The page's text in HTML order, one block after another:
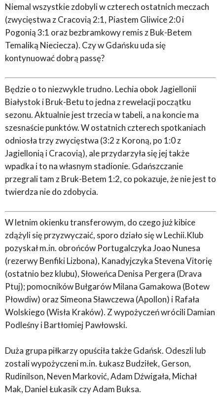
Niemal wszystkie zdobyli w czterech ostatnich meczach
(zwycięstwa z Cracovią 2:1, Piastem Gliwice 2:0 i
Pogonią 3:1 oraz bezbramkowy remis z Buk-Betem
Temaliką Nieciecza). Czy w Gdańsku uda się
kontynuować dobrą passę?
Będzie o to niezwykle trudno. Lechia obok Jagiellonii
Białystok i Bruk-Betu to jedna z rewelacji początku
sezonu. Aktualnie jest trzecia w tabeli, a na koncie ma
szesnaście punktów. W ostatnich czterech spotkaniach
odniosła trzy zwycięstwa (3:2 z Koroną, po 1:0 z
Jagiellonią i Cracovią), ale przydarzyła się jej także
wpadka i to na własnym stadionie. Gdańszczanie
przegrali tam z Bruk-Betem 1:2, co pokazuje, że nie jest to
twierdza nie do zdobycia.
W letnim okienku transferowym, do czego już kibice
zdążyli się przyzwyczaić, sporo działo się w Lechii.Klub
pozyskał m.in. obrońców Portugalczyka Joao Nunesa
(rezerwy Benfiki Lizbona), Kanadyjczyka Stevena Vitorię
(ostatnio bez klubu), Słoweńca Denisa Pergera (Drava
Ptuj); pomocników Bułgarów Milana Gamakowa (Botew
Płowdiw) oraz Simeona Sławczewa (Apollon) i Rafała
Wolskiego (Wisła Kraków). Z wypożyczeń wrócili Damian
Podleśny i Bartłomiej Pawłowski.
Duża grupa piłkarzy opuściła także Gdańsk. Odeszli lub
zostali wypożyczeni m.in. Łukasz Budziłek, Gerson,
Rudinilson, Neven Marković, Adam Dźwigała, Michał
Mak, Daniel Łukasik czy Adam Buksa.